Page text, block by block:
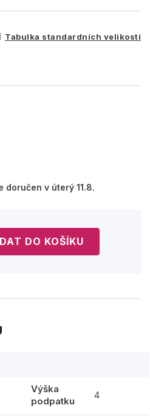
Tabulka standardních velikostí
doručen v úterý 11.8.
Výška
podpatku
4